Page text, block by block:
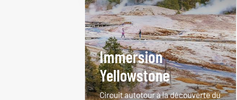
Immersion
Yellowstone
Circuit autotour à la découverte du